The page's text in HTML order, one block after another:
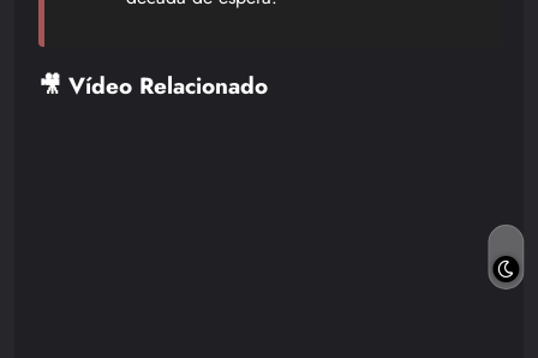
🎥 Vídeo Relacionado